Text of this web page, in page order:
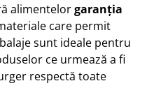
alimentelorgaranția
care permit
sunt ideale pentru
ce urmează a fi
respectă toate